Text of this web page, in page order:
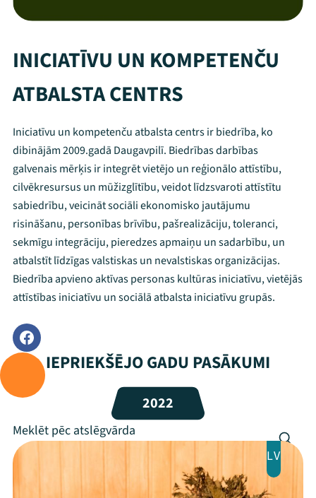
INICIATĪVU UN KOMPETENČU
ATBALSTA CENTRS
Iniciatīvu un kompetenču atbalsta centrs ir biedrība, ko
dibinājām 2009.gadā Daugavpilī. Biedrības darbības
galvenais mērķis ir integrēt vietējo un reģionālo attīstību,
cilvēkresursus un mūžizglītību, veidot līdzsvaroti attīstītu
sabiedrību, veicināt sociāli ekonomisko jautājumu
risināšanu, personības brīvību, pašrealizāciju, toleranci,
sekmīgu integrāciju, pieredzes apmaiņu un sadarbību, un
atbalstīt līdzīgas valstiskas un nevalstiskas organizācijas.
Biedrība apvieno aktīvas personas kultūras iniciatīvu, vietējās
attīstības iniciatīvu un sociālā atbalsta iniciatīvu grupās.
IEPRIEKŠĒJO GADU PASĀKUMI
2022
LV